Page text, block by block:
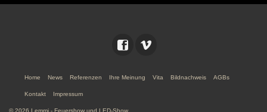
Home News Referenzen Ihre Meinung Vita Bildnachweis AGBs
Kontakt Impressum
© 2026 Lemmi - Feuershow und LED-Show